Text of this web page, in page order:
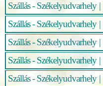
Szállás - Székelyudvarhely|
Szállás - Székelyudvarhely|
Szállás - Székelyudvarhely|
Szállás - Székelyudvarhely|
Szállás - Székelyudvarhely|